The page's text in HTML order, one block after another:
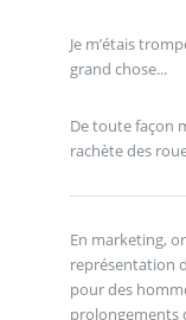
Je m’étais
grand chose...
De toute façon
rachète des
En marketing,
représentation
pour des
prolongements